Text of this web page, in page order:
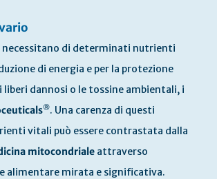
necessitano di determinati nutrienti
di energia e per la protezione
liberi dannosi o le tossine ambientali, i
®. Una carenza di questi
vitali può essere contrastata dalla
mitocondriale attraverso
alimentare mirata e significativa.